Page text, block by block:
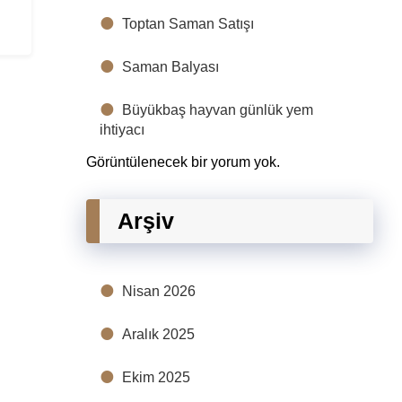
Toptan Saman Satışı
Saman Balyası
Büyükbaş hayvan günlük yem
ihtiyacı
Görüntülenecek bir yorum yok.
Arşiv
Nisan 2026
Aralık 2025
Ekim 2025